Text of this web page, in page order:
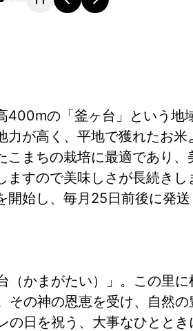
の「釜ヶ台」という地
が高く、平地で獲れたお
まちの栽培に最適であり、
すので美味しさが長続きし
始し、毎月25日前後に発送
（かまがたい）」。この里
その神の恩恵を受け、自然
日を祝う、大事なひととき